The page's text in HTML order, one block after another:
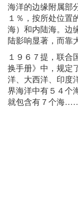
海洋的边缘附属部
１％，按所处位置
海）和内陆海。边
陆影响显著，而靠
１９６７提，联合
换手册》中，规定
洋、大西洋、印度
界海洋中有５４个
就包含有７个海